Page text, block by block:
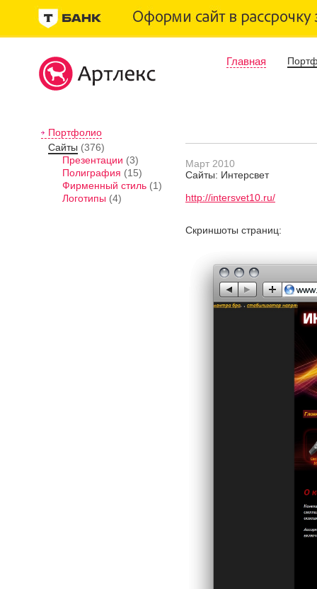
Главная
Портфолио
Сайты (376)
Презентации (3)
Полиграфия (15)
Фирменный стиль (1)
Логотипы (4)
Март 2010
Сайты: Интерсвет
http://intersvet10.ru/
Скриншоты страниц: